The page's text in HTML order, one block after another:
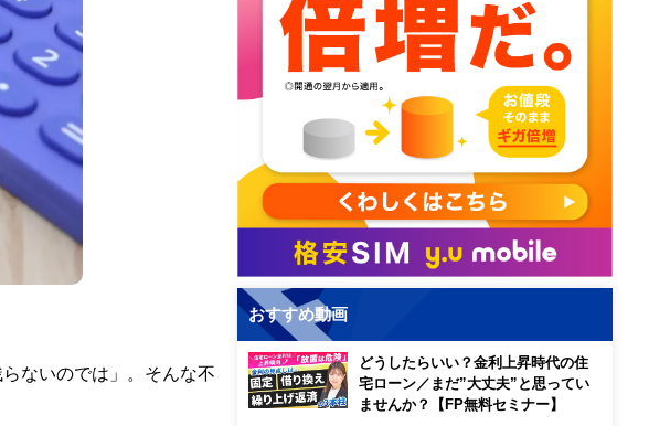
ないのでは」。そんな不
おすすめ動画
どうしたらいい？金利上昇時代の住
宅ローン／まだ”大丈夫”と思ってい
ませんか？【FP無料セミナー】